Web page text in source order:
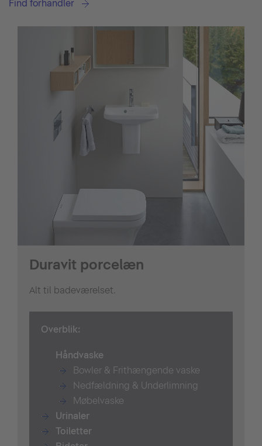
Find forhandler
Duravit porcelæn
Alt til badeværelset.
Overblik:
Håndvaske
Bowler & Frithængende vaske
Nedfældning & Underlimning
Møbelvaske
Urinaler
Toiletter